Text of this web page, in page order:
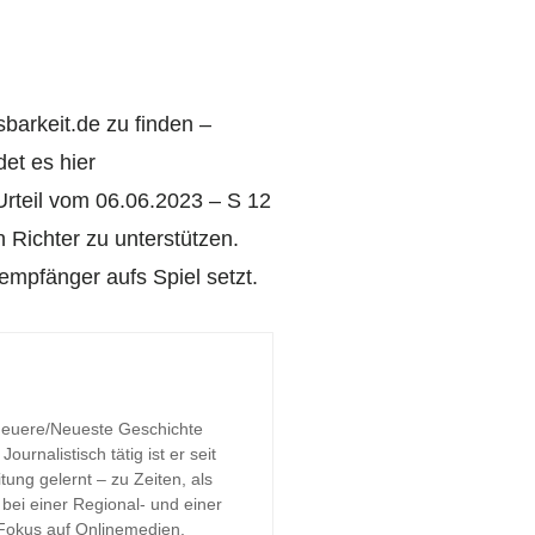
zu finden –
es hier
vom 06.06.2023 – S 12
Richter zu unterstützen.
aufs Spiel setzt.
Neueste Geschichte
tätig ist er seit
gelernt – zu Zeiten, als
einer Regional- und einer
auf Onlinemedien,